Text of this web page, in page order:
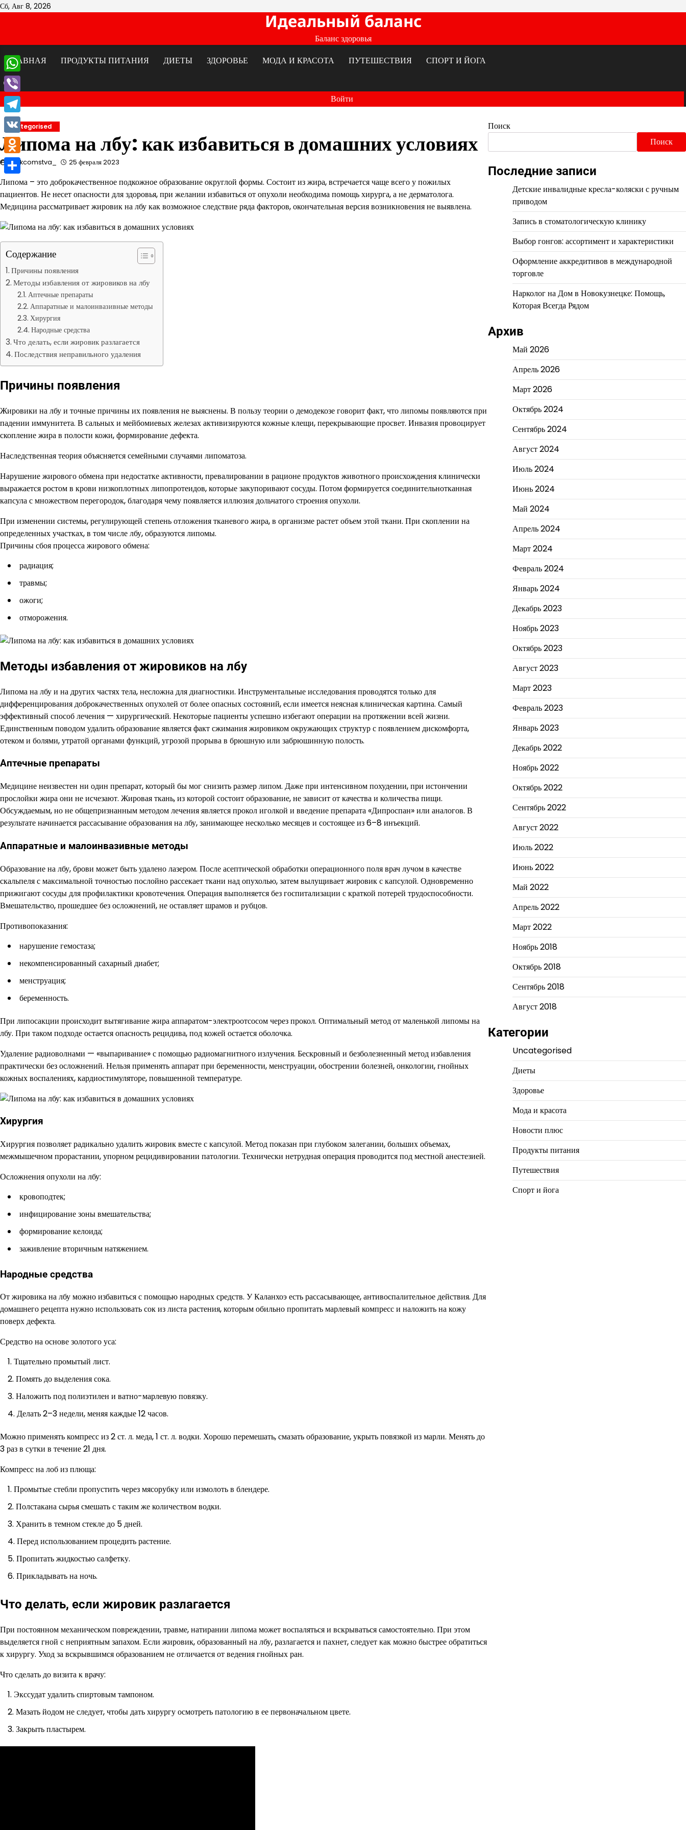
Перейти
Сб, Авг 8, 2026
Идеальный баланс
Баланс здоровья
ГЛАВНАЯ
ПРОДУКТЫ ПИТАНИЯ ДИЕТЫ ЗДОРОВЬЕ МОДА И КРАСОТА ПУТЕШЕСТВИЯ СПОРТ И ЙОГА
Войти
Uncategorised
Липома на лбу: как избавиться в домашних условиях
znakcomstva_ 25 февраля 2023
Липома – это доброкачественное подкожное образование округлой формы. Состоит из жира, встречается чаще всего у пожилых
пациентов. Не несет опасности для здоровья, при желании избавиться от опухоли необходима помощь хирурга, а не дерматолога.
Медицина рассматривает жировик на лбу как возможное следствие ряда факторов, окончательная версия возникновения не выявлена.
Содержание
Причины появления
Методы избавления от жировиков на лбу
Аптечные препараты
Аппаратные и малоинвазивные методы
Хирургия
Народные средства
Что делать, если жировик разлагается
Последствия неправильного удаления
Причины появления
Жировики на лбу и точные причины их появления не выяснены. В пользу теории о демодекозе говорит факт, что липомы появляются при
падении иммунитета. В сальных и мейбомиевых железах активизируются кожные клещи, перекрывающие просвет. Инвазия провоцирует
скопление жира в полости кожи, формирование дефекта.
Наследственная теория объясняется семейными случаями липоматоза.
Нарушение жирового обмена при недостатке активности, превалировании в рационе продуктов животного происхождения клинически
выражается ростом в крови низкоплотных липопротеидов, которые закупоривают сосуды. Потом формируется соединительнотканная
капсула с множеством перегородок, благодаря чему появляется иллюзия дольчатого строения опухоли.
При изменении системы, регулирующей степень отложения тканевого жира, в организме растет объем этой ткани. При скоплении на
определенных участках, в том числе лбу, образуются липомы.
Причины сбоя процесса жирового обмена:
радиация;
травмы;
ожоги;
отморожения.
Методы избавления от жировиков на лбу
Липома на лбу и на других частях тела, несложна для диагностики. Инструментальные исследования проводятся только для
дифференцирования доброкачественных опухолей от более опасных состояний, если имеется неясная клиническая картина. Самый
эффективный способ лечения — хирургический. Некоторые пациенты успешно избегают операции на протяжении всей жизни.
Единственным поводом удалить образование является факт сжимания жировиком окружающих структур с появлением дискомфорта,
отеком и болями, утратой органами функций, угрозой прорыва в брюшную или забрюшинную полость.
Аптечные препараты
Медицине неизвестен ни один препарат, который бы мог снизить размер липом. Даже при интенсивном похудении, при истончении
прослойки жира они не исчезают. Жировая ткань, из которой состоит образование, не зависит от качества и количества пищи.
Обсуждаемым, но не общепризнанным методом лечения является прокол иголкой и введение препарата «Дипроспан» или аналогов. В
результате начинается рассасывание образования на лбу, занимающее несколько месяцев и состоящее из 6–8 инъекций.
Аппаратные и малоинвазивные методы
Образование на лбу, брови может быть удалено лазером. После асептической обработки операционного поля врач лучом в качестве
скальпеля с максимальной точностью послойно рассекает ткани над опухолью, затем вылущивает жировик с капсулой. Одновременно
прижигают сосуды для профилактики кровотечения. Операция выполняется без госпитализации с краткой потерей трудоспособности.
Вмешательство, прошедшее без осложнений, не оставляет шрамов и рубцов.
Противопоказания:
нарушение гемостаза;
некомпенсированный сахарный диабет;
менструация;
беременность.
При липосакции происходит вытягивание жира аппаратом-электроотсосом через прокол. Оптимальный метод от маленькой липомы на
лбу. При таком подходе остается опасность рецидива, под кожей остается оболочка.
Удаление радиоволнами — «выпаривание» с помощью радиомагнитного излучения. Бескровный и безболезненный метод избавления
практически без осложнений. Нельзя применять аппарат при беременности, менструации, обострении болезней, онкологии, гнойных
кожных воспалениях, кардиостимуляторе, повышенной температуре.
Хирургия
Хирургия позволяет радикально удалить жировик вместе с капсулой. Метод показан при глубоком залегании, больших объемах,
межмышечном прорастании, упорном рецидивировании патологии. Технически нетрудная операция проводится под местной анестезией.
Осложнения опухоли на лбу:
кровоподтек;
инфицирование зоны вмешательства;
формирование келоида;
заживление вторичным натяжением.
Народные средства
От жировика на лбу можно избавиться с помощью народных средств. У Каланхоэ есть рассасывающее, антивоспалительное действия. Для
домашнего рецепта нужно использовать сок из листа растения, которым обильно пропитать марлевый компресс и наложить на кожу
поверх дефекта.
Средство на основе золотого уса:
Тщательно промытый лист.
Помять до выделения сока.
Наложить под полиэтилен и ватно-марлевую повязку.
Делать 2–3 недели, меняя каждые 12 часов.
Можно применять компресс из 2 ст. л. меда, 1 ст. л. водки. Хорошо перемешать, смазать образование, укрыть повязкой из марли. Менять до
3 раз в сутки в течение 21 дня.
Компресс на лоб из плюща:
Промытые стебли пропустить через мясорубку или измолоть в блендере.
Полстакана сырья смешать с таким же количеством водки.
Хранить в темном стекле до 5 дней.
Перед использованием процедить растение.
Пропитать жидкостью салфетку.
Прикладывать на ночь.
Что делать, если жировик разлагается
При постоянном механическом повреждении, травме, натирании липома может воспаляться и вскрываться самостоятельно. При этом
выделяется гной с неприятным запахом. Если жировик, образованный на лбу, разлагается и пахнет, следует как можно быстрее обратиться
к хирургу. Уход за вскрывшимся образованием не отличается от ведения гнойных ран.
Что сделать до визита к врачу:
Экссудат удалить спиртовым тампоном.
Мазать йодом не следует, чтобы дать хирургу осмотреть патологию в ее первоначальном цвете.
Закрыть пластырем.
Поиск
Поиск
Последние записи
Детские инвалидные кресла-коляски с ручным
приводом
Запись в стоматологическую клинику
Выбор гонгов: ассортимент и характеристики
Оформление аккредитивов в международной
торговле
Нарколог на Дом в Новокузнецке: Помощь,
Которая Всегда Рядом
Архив
Май 2026
Апрель 2026
Март 2026
Октябрь 2024
Сентябрь 2024
Август 2024
Июль 2024
Июнь 2024
Май 2024
Апрель 2024
Март 2024
Февраль 2024
Январь 2024
Декабрь 2023
Ноябрь 2023
Октябрь 2023
Август 2023
Март 2023
Февраль 2023
Январь 2023
Декабрь 2022
Ноябрь 2022
Октябрь 2022
Сентябрь 2022
Август 2022
Июль 2022
Июнь 2022
Май 2022
Апрель 2022
Март 2022
Ноябрь 2018
Октябрь 2018
Сентябрь 2018
Август 2018
Категории
Uncategorised
Диеты
Здоровье
Мода и красота
Новости плюс
Продукты питания
Путешествия
Спорт и йога
WhatsApp
Viber
Telegram
VK
Odnoklassniki
Отправить